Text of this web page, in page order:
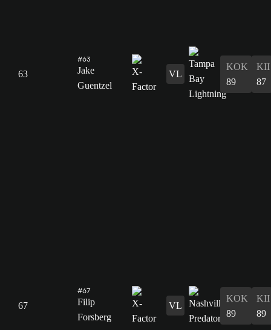
63
#63
Jake
Guentzel
VL
KOK
89
KII
87
67
#67
Filip
Forsberg
VL
KOK
89
KII
89